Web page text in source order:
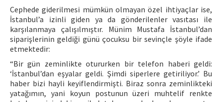
Cephede giderilmesi mümkün olmayan özel ihtiyaçlar ise,
İstanbul’a izinli giden ya da gönderilenler vasıtası ile
karşılanmaya çalışılmıştır. Münim Mustafa İstanbul’dan
siparişlerinin geldiği günü çocuksu bir sevinçle şöyle ifade
etmektedir:
“Bir gün zeminlikte otururken bir telefon haberi geldi:
‘İstanbul’dan eşyalar geldi. Şimdi siperlere getiriliyor.’ Bu
haber bizi hayli keyiflendirmişti. Biraz sonra zeminlikteki
yatağımın, yani koyun postunun üzeri muhtelif renkte